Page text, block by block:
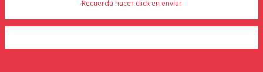
Recuerda hacer click en enviar